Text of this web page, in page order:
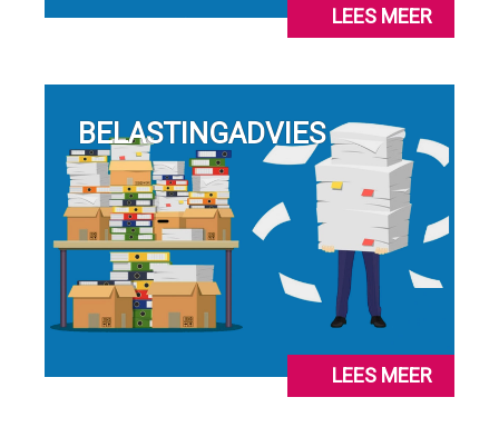
LEES MEER
BELASTINGADVIES
LEES MEER